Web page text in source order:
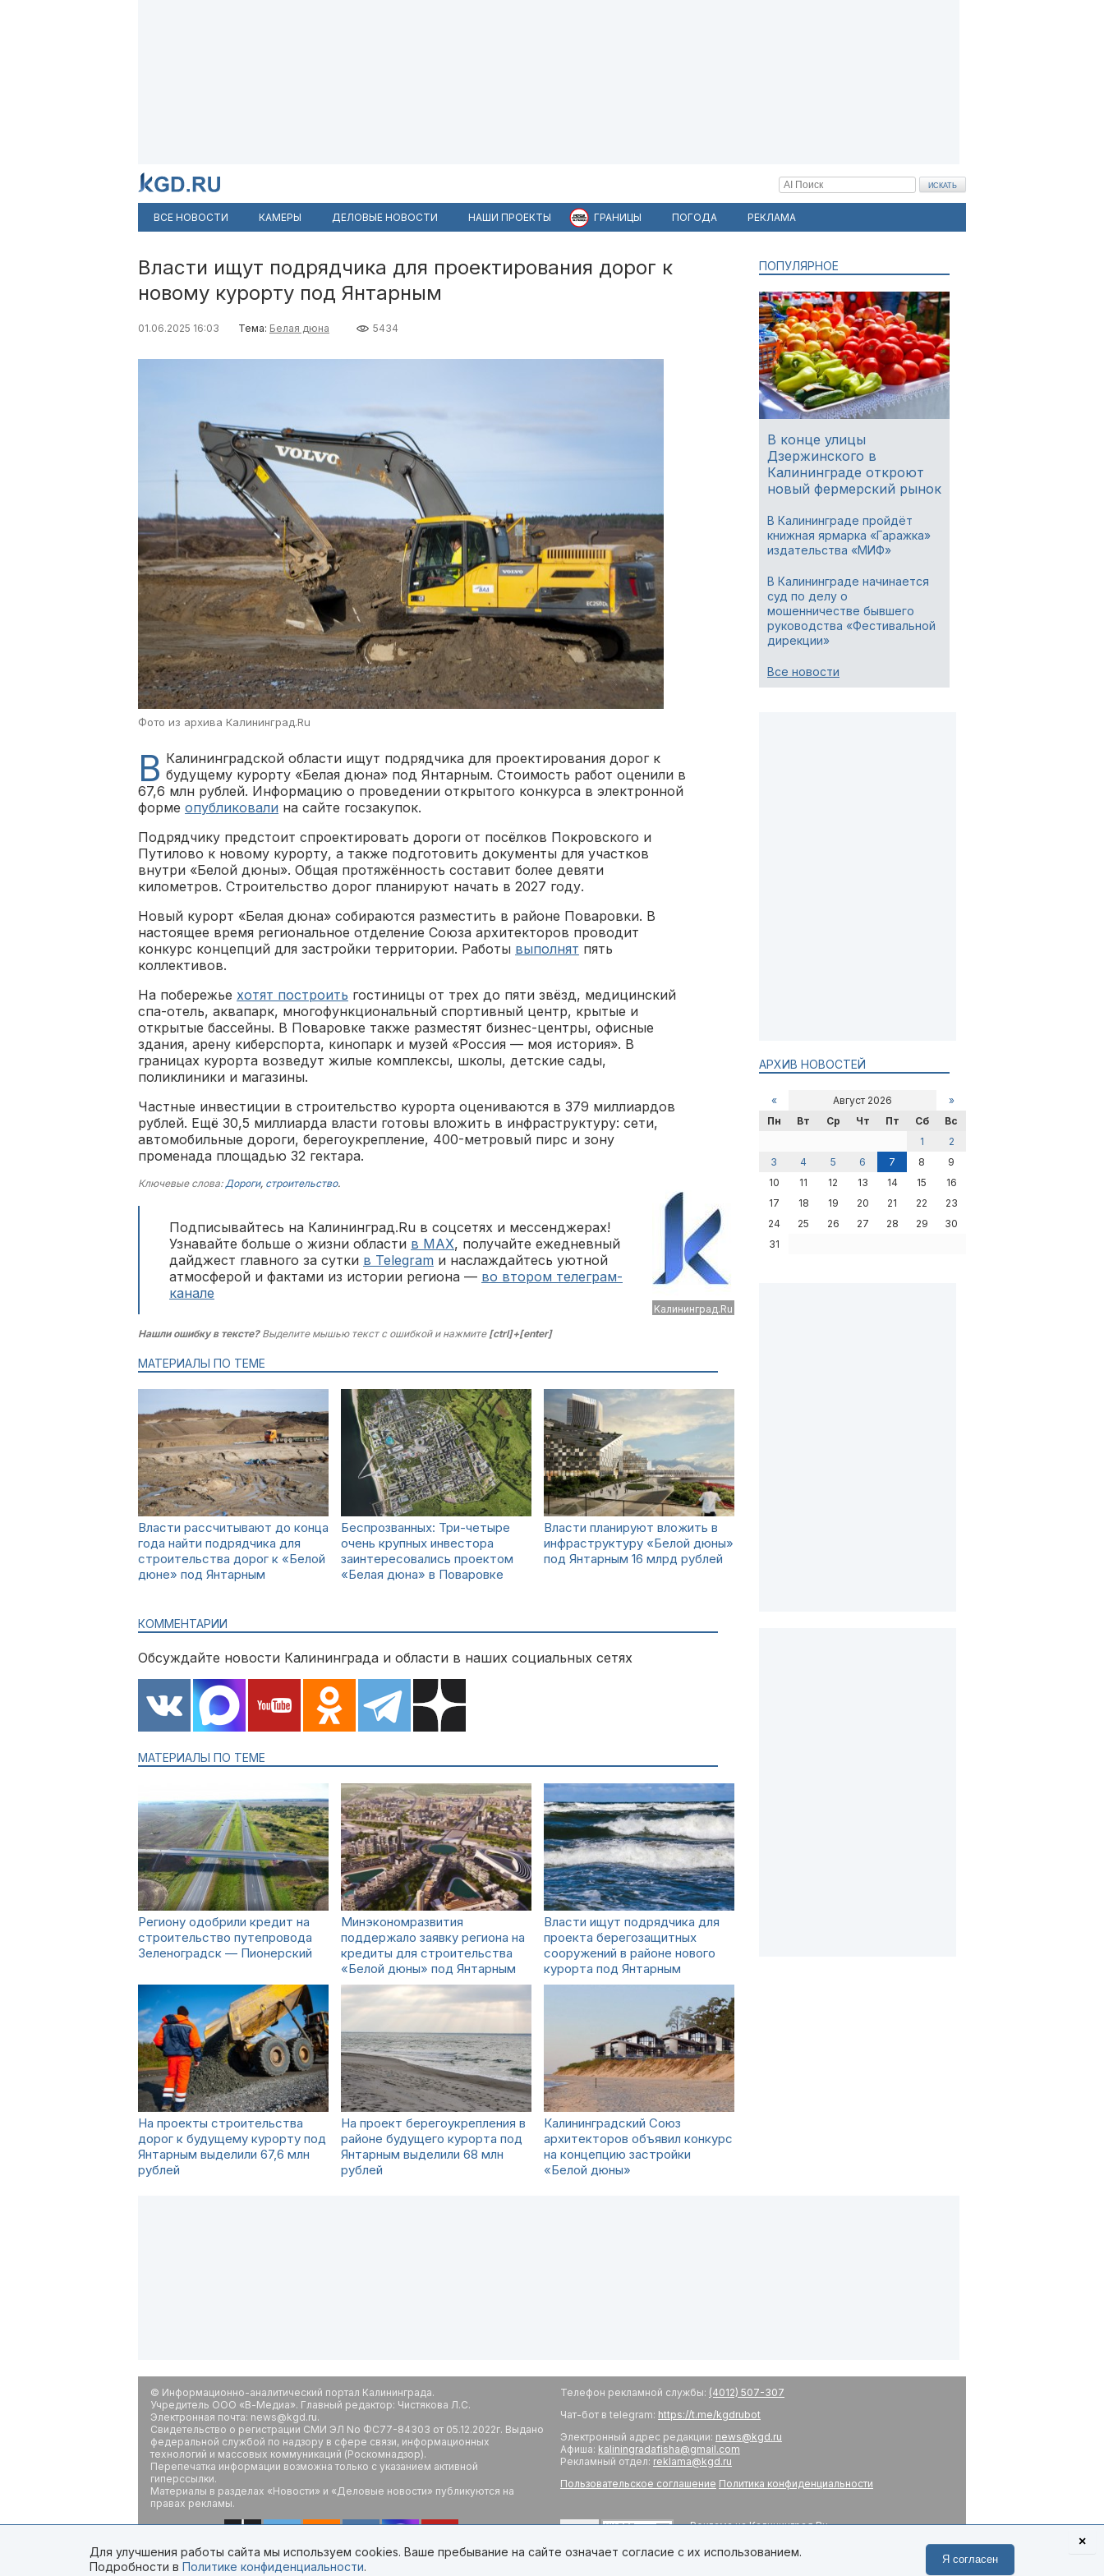
ВСЕ НОВОСТИ КАМЕРЫ ДЕЛОВЫЕ НОВОСТИ НАШИ ПРОЕКТЫ ГРАНИЦЫ ПОГОДА РЕКЛАМА
Власти ищут подрядчика для проектирования дорог к
новому курорту под Янтарным
01.06.2025 16:03 Тема: Белая дюна 5434
Фото из архива Калининград.Ru
В Калининградской области ищут подрядчика для проектирования дорог к
будущему курорту «Белая дюна» под Янтарным. Стоимость работ оценили в
67,6 млн рублей. Информацию о проведении открытого конкурса в электронной
форме опубликовали на сайте госзакупок.
Подрядчику предстоит спроектировать дороги от посёлков Покровского и
Путилово к новому курорту, а также подготовить документы для участков
внутри «Белой дюны». Общая протяжённость составит более девяти
километров. Строительство дорог планируют начать в 2027 году.
Новый курорт «Белая дюна» собираются разместить в районе Поваровки. В
настоящее время региональное отделение Союза архитекторов проводит
конкурс концепций для застройки территории. Работы выполнят пять
коллективов.
На побережье хотят построить гостиницы от трех до пяти звёзд, медицинский
спа-отель, аквапарк, многофункциональный спортивный центр, крытые и
открытые бассейны. В Поваровке также разместят бизнес-центры, офисные
здания, арену киберспорта, кинопарк и музей «Россия — моя история». В
границах курорта возведут жилые комплексы, школы, детские сады,
поликлиники и магазины.
Частные инвестиции в строительство курорта оцениваются в 379 миллиардов
рублей. Ещё 30,5 миллиарда власти готовы вложить в инфраструктуру: сети,
автомобильные дороги, берегоукрепление, 400-метровый пирс и зону
променада площадью 32 гектара.
Kaлининград.Ru
Ключевые слова:Дороги, строительство.
Подписывайтесь на Калининград.Ru в соцсетях и мессенджерах!
Узнавайте больше о жизни области в MAX, получайте ежедневный
дайджест главного за сутки в Telegram и наслаждайтесь уютной
атмосферой и фактами из истории региона — во втором телеграм-
канале
Нашли ошибку в тексте?Выделите мышью текст с ошибкой и нажмите [ctrl]+[enter]
МАТЕРИАЛЫ ПО ТЕМЕ
Власти рассчитывают до конца
года найти подрядчика для
строительства дорог к «Белой
дюне» под Янтарным
Беспрозванных: Три-четыре
очень крупных инвестора
заинтересовались проектом
«Белая дюна» в Поваровке
Власти планируют вложить в
инфраструктуру «Белой дюны»
под Янтарным 16 млрд рублей
КОММЕНТАРИИ
Обсуждайте новости Калининграда и области в наших социальных сетях
МАТЕРИАЛЫ ПО ТЕМЕ
Региону одобрили кредит на
строительство путепровода
Зеленоградск — Пионерский
Минэкономразвития
поддержало заявку региона на
кредиты для строительства
«Белой дюны» под Янтарным
Власти ищут подрядчика для
проекта берегозащитных
сооружений в районе нового
курорта под Янтарным
На проекты строительства
дорог к будущему курорту под
Янтарным выделили 67,6 млн
рублей
На проект берегоукрепления в
районе будущего курорта под
Янтарным выделили 68 млн
рублей
Калининградский Союз
архитекторов объявил конкурс
на концепцию застройки
«Белой дюны»
ПОПУЛЯРНОЕ
В конце улицы
Дзержинского в
Калининграде откроют
новый фермерский рынок
В Калининграде пройдёт
книжная ярмарка «Гаражка»
издательства «МИФ»
В Калининграде начинается
суд по делу о
мошенничестве бывшего
руководства «Фестивальной
дирекции»
Все новости
АРХИВ НОВОСТЕЙ
« Август 2026
»
Пн
Вт Ср Чт Пт Сб
Вс
1
2
3
4 5 6 7 8
9
10
11 12 13 14 15
16
17
18 19 20 21 22
23
24
25 26 27 28 29
30
31
© Информационно-аналитический портал Калининграда.
Учредитель ООО «В-Медиа». Главный редактор: Чистякова Л.С.
Электронная почта: news@kgd.ru.
Свидетельство о регистрации СМИ ЭЛ No ФС77-84303 от 05.12.2022г. Выдано
федеральной службой по надзору в сфере связи, информационных
технологий и массовых коммуникаций (Роскомнадзор).
Перепечатка информации возможна только с указанием активной
гиперссылки.
Материалы в разделах «Новости» и «Деловые новости» публикуются на
правах рекламы.
Телефон рекламной службы: (4012) 507-307
Чат-бот в telegram: https://t.me/kgdrubot
Электронный адрес редакции: news@kgd.ru
Афиша: kaliningradafisha@gmail.com
Рекламный отдел: reklama@kgd.ru
Пользовательское соглашение Политика конфиденциальности
Реклама на Калининград.Ru
Обратная связь
Для улучшения работы сайта мы используем cookies. Ваше пребывание на сайте означает согласие с их использованием.
Подробности в Политике конфиденциальности.
Я согласен
×